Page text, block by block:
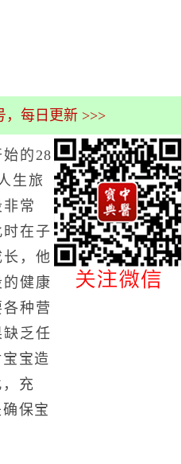
，每日更新 >>>
的28
生旅
常
在子
长，他
健康
种营
缺乏任
宝造
充
保宝